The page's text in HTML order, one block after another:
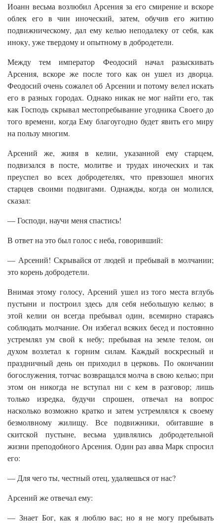
Иоанн весьма возлюбил Арсения за его смирение и вскоре
облек его в чин иноческий, затем, обучив его житию
подвижническому, дал ему келью неподалеку от себя, как
иноку, уже твердому и опытному в добродетели.
Между тем император Феодосий начал разыскивать
Арсения, вскоре же после того как он ушел из дворца.
Феодосий очень сожалел об Арсении и потому велел искать
его в разных городах. Однако никак не мог найти его, так
как Господь скрывал местопребывание угодника Своего до
того времени, когда Ему благоугодно будет явить его миру
на пользу многим.
Арсений же, живя в келии, указанной ему старцем,
подвизался в посте, молитве и трудах иноческих и так
преуспел во всех добродетелях, что превзошел многих
старцев своими подвигами. Однажды, когда он молился,
сказал:
— Господи, научи меня спастись!
В ответ на это был голос с неба, говоривший:
— Арсений! Скрывайся от людей и пребывай в молчании;
это корень добродетели.
Внимая этому голосу, Арсений ушел из того места вглубь
пустыни и построил здесь для себя небольшую келью; в
этой келии он всегда пребывал один, всемирно стараясь
соблюдать молчание. Он избегал всяких бесед и постоянно
устремлял ум свой к небу; пребывая на земле телом, он
духом возлетал к горним силам. Каждый воскресный и
праздничный день он приходил в церковь. По окончании
богослужения, тотчас возвращался молча в свою келью; при
этом он никогда не вступал ни с кем в разговор; лишь
только изредка, будучи спрошен, отвечал на вопрос
насколько возможно кратко и затем устремлялся к своему
безмолвному жилищу. Все подвижники, обитавшие в
скитской пустыне, весьма удивлялись добродетельной
жизни преподобного Арсения. Один раз авва Марк спросил
его:
— Для чего ты, честный отец, удаляешься от нас?
Арсений же отвечал ему:
— Знает Бог, как я люблю вас; но я не могу пребывать